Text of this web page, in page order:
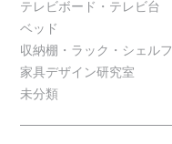
テレビボード・テレビ台
ベッド
収納棚・ラック・シェルフ
家具デザイン研究室
未分類